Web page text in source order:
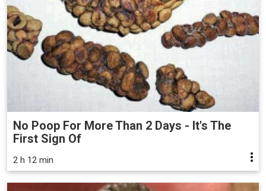
No Poop For More Than 2 Days - It's The
First Sign Of
2 h 12 min